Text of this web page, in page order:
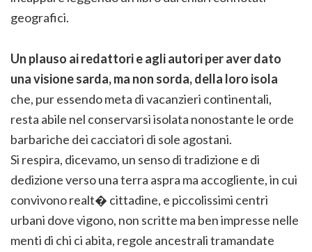
geografici.
Un plauso ai redattori e agli autori per aver dato
una visione sarda, ma non sorda, della loro isola
che, pur essendo meta di vacanzieri continentali,
resta abile nel conservarsi isolata nonostante le orde
barbariche dei cacciatori di sole agostani.
Si respira, dicevamo, un senso di tradizione e di
dedizione verso una terra aspra ma accogliente, in cui
convivono realt� cittadine, e piccolissimi centri
urbani dove vigono, non scritte ma ben impresse nelle
menti di chi ci abita, regole ancestrali tramandate